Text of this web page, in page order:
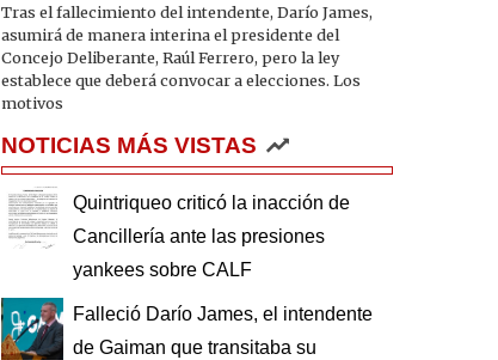
Tras el fallecimiento del intendente, Darío James,
asumirá de manera interina el presidente del
Concejo Deliberante, Raúl Ferrero, pero la ley
establece que deberá convocar a elecciones. Los
motivos
NOTICIAS MÁS VISTAS
Quintriqueo criticó la inacción de
Cancillería ante las presiones
yankees sobre CALF
Falleció Darío James, el intendente
de Gaiman que transitaba su